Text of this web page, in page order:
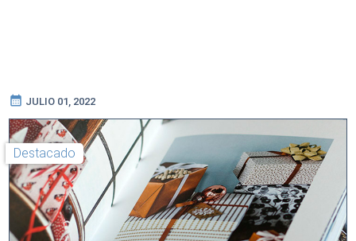
calendar_month JULIO 01, 2022
Destacado